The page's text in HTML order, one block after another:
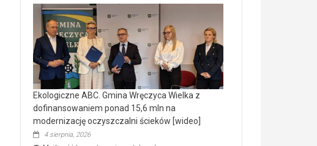
Ekologiczne ABC. Gmina Wręczyca Wielka z
dofinansowaniem ponad 15,6 mln na
modernizację oczyszczalni ścieków [wideo]
4 sierpnia, 2026